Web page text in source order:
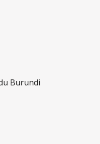
Burundi